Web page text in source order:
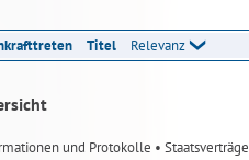
Titel Relevanz
und Protokolle • Staatsverträge